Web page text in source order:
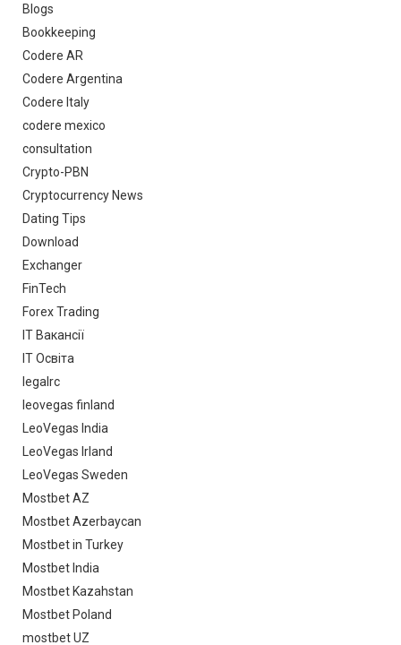
Blogs
Bookkeeping
Codere AR
Codere Argentina
Codere Italy
codere mexico
consultation
Crypto-PBN
Cryptocurrency News
Dating Tips
Download
Exchanger
FinTech
Forex Trading
IT Вакансії
IT Освіта
legalrc
leovegas finland
LeoVegas India
LeoVegas Irland
LeoVegas Sweden
Mostbet AZ
Mostbet Azerbaycan
Mostbet in Turkey
Mostbet India
Mostbet Kazahstan
Mostbet Poland
mostbet UZ